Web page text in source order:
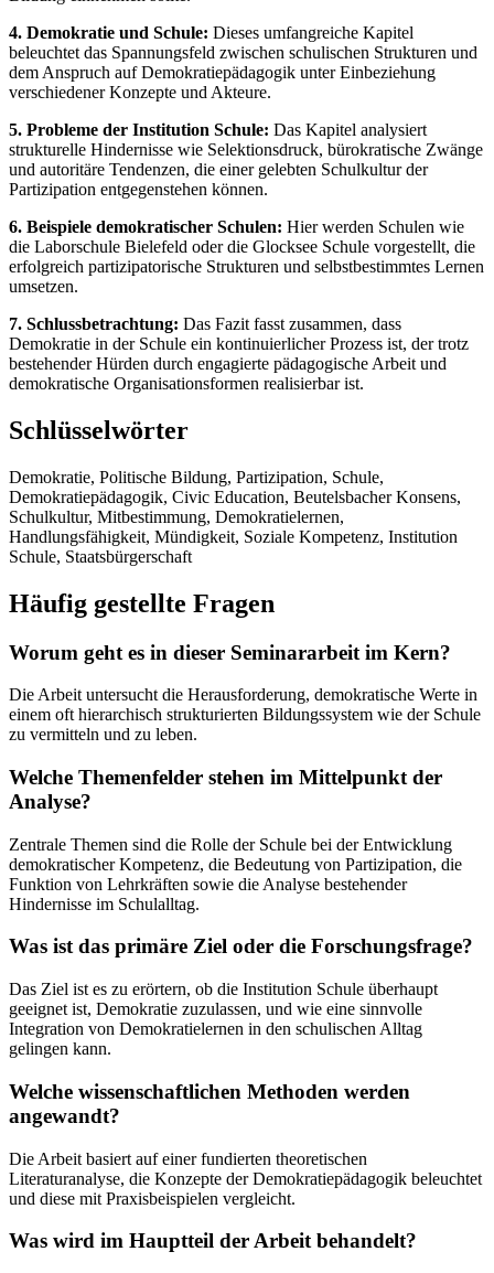
4. Demokratie und Schule: Dieses umfangreiche Kapitel
beleuchtet das Spannungsfeld zwischen schulischen Strukturen und
dem Anspruch auf Demokratiepädagogik unter Einbeziehung
verschiedener Konzepte und Akteure.
5. Probleme der Institution Schule: Das Kapitel analysiert
strukturelle Hindernisse wie Selektionsdruck, bürokratische Zwänge
und autoritäre Tendenzen, die einer gelebten Schulkultur der
Partizipation entgegenstehen können.
6. Beispiele demokratischer Schulen: Hier werden Schulen wie
die Laborschule Bielefeld oder die Glocksee Schule vorgestellt, die
erfolgreich partizipatorische Strukturen und selbstbestimmtes Lernen
umsetzen.
7. Schlussbetrachtung: Das Fazit fasst zusammen, dass
Demokratie in der Schule ein kontinuierlicher Prozess ist, der trotz
bestehender Hürden durch engagierte pädagogische Arbeit und
demokratische Organisationsformen realisierbar ist.
Schlüsselwörter
Demokratie, Politische Bildung, Partizipation, Schule,
Demokratiepädagogik, Civic Education, Beutelsbacher Konsens,
Schulkultur, Mitbestimmung, Demokratielernen,
Handlungsfähigkeit, Mündigkeit, Soziale Kompetenz, Institution
Schule, Staatsbürgerschaft
Häufig gestellte Fragen
Worum geht es in dieser Seminararbeit im Kern?
Die Arbeit untersucht die Herausforderung, demokratische Werte in
einem oft hierarchisch strukturierten Bildungssystem wie der Schule
zu vermitteln und zu leben.
Welche Themenfelder stehen im Mittelpunkt der
Analyse?
Zentrale Themen sind die Rolle der Schule bei der Entwicklung
demokratischer Kompetenz, die Bedeutung von Partizipation, die
Funktion von Lehrkräften sowie die Analyse bestehender
Hindernisse im Schulalltag.
Was ist das primäre Ziel oder die Forschungsfrage?
Das Ziel ist es zu erörtern, ob die Institution Schule überhaupt
geeignet ist, Demokratie zuzulassen, und wie eine sinnvolle
Integration von Demokratielernen in den schulischen Alltag
gelingen kann.
Welche wissenschaftlichen Methoden werden
angewandt?
Die Arbeit basiert auf einer fundierten theoretischen
Literaturanalyse, die Konzepte der Demokratiepädagogik beleuchtet
und diese mit Praxisbeispielen vergleicht.
Was wird im Hauptteil der Arbeit behandelt?